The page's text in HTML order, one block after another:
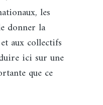
les
donner la
aux collectifs
ici sur une
que ce